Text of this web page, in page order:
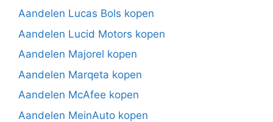
Aandelen Lucas Bols kopen
Aandelen Lucid Motors kopen
Aandelen Majorel kopen
Aandelen Marqeta kopen
Aandelen McAfee kopen
Aandelen MeinAuto kopen